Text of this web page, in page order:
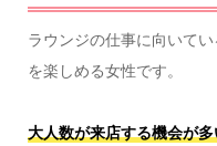
ラウンジの仕事に向いて
を楽しめる女性です。
大人数が来店する機会が